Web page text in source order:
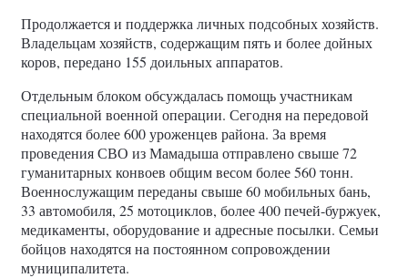
Продолжается и поддержка личных подсобных хозяйств.
Владельцам хозяйств, содержащим пять и более дойных
коров, передано 155 доильных аппаратов.
Отдельным блоком обсуждалась помощь участникам
специальной военной операции. Сегодня на передовой
находятся более 600 уроженцев района. За время
проведения СВО из Мамадыша отправлено свыше 72
гуманитарных конвоев общим весом более 560 тонн.
Военнослужащим переданы свыше 60 мобильных бань,
33 автомобиля, 25 мотоциклов, более 400 печей-буржуек,
медикаменты, оборудование и адресные посылки. Семьи
бойцов находятся на постоянном сопровождении
муниципалитета.